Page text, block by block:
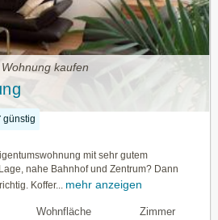
kaufen
günstig
mit sehr gutem
nahe Bahnhof und Zentrum? Dann
Koffer... mehr anzeigen
Wohnfläche Zimmer